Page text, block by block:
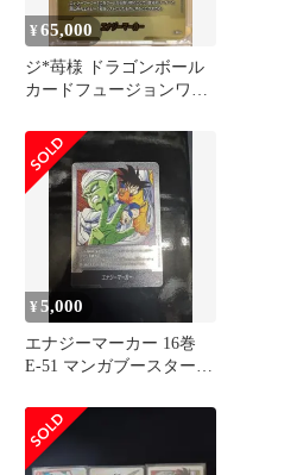
¥65,000
ジ*苺様 ドラゴンボール
カードフュージョンワー
美品
¥5,000
エナジーマーカー 16巻
E-51 マンガブースター